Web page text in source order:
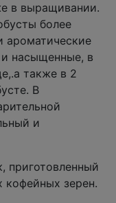
в выращивании.
более
ароматические
и насыщенные, в
также в 2
В
и
приготовленный
зерен.